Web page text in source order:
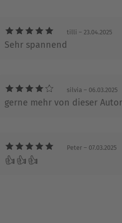
Bonnie Kistler ist die
das Opfer" ist ihr Debut
verleiht sie allem, was sie
tilli – 23.04.2025
Sehr spannend
silvia – 06.03.2025
gerne mehr von dieser
Peter – 07.03.2025
👍👍👍